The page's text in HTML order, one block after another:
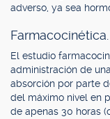
adverso, ya sea
Farmacocinética.
El estudio
administración de
absorción por parte
del máximo nivel en
de apenas 30 horas